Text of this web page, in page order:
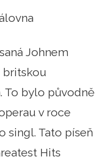
Johnem
britskou
To bylo původně
v roce
singl. Tato píseň
Hits